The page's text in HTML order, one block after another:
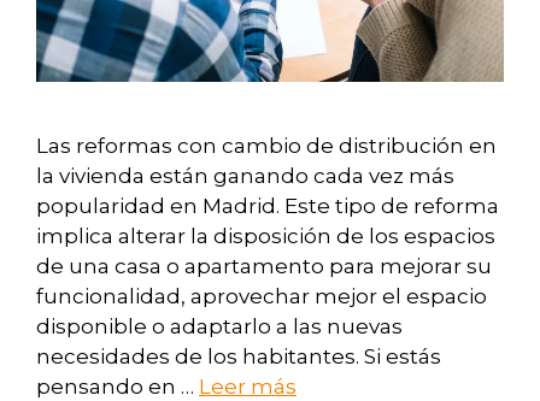
Las reformas con cambio de distribución en
la vivienda están ganando cada vez más
popularidad en Madrid. Este tipo de reforma
implica alterar la disposición de los espacios
de una casa o apartamento para mejorar su
funcionalidad, aprovechar mejor el espacio
disponible o adaptarlo a las nuevas
necesidades de los habitantes. Si estás
pensando en … Leer más